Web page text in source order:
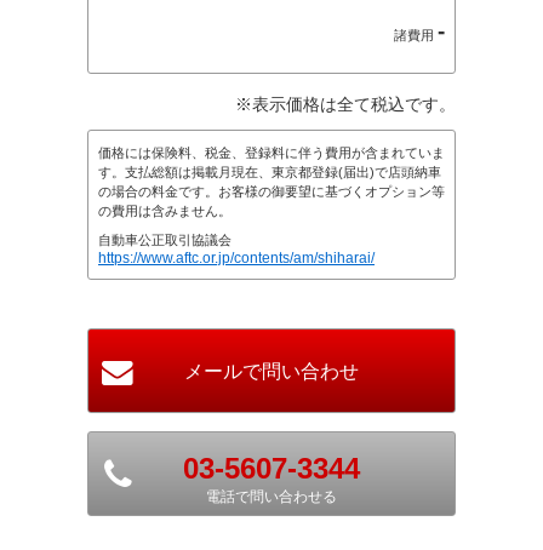
諸費用 -
※表示価格は全て税込です。
価格には保険料、税金、登録料に伴う費用が含まれていま
す。支払総額は掲載月現在、東京都登録(届出)で店頭納車
の場合の料金です。お客様の御要望に基づくオプション等
の費用は含みません。
自動車公正取引協議会
https://www.aftc.or.jp/contents/am/shiharai/
03-5607-3344
電話で問い合わせる